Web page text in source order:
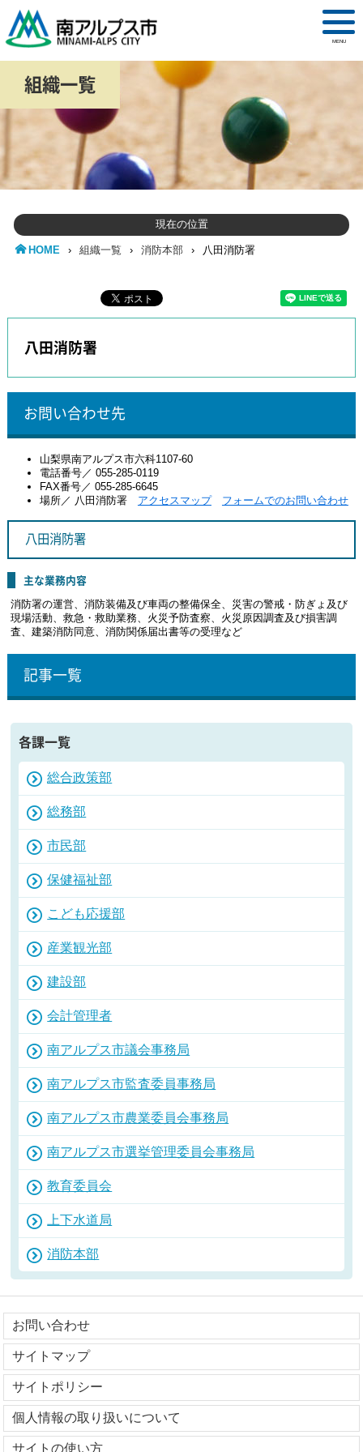
MENU
組織一覧
現在の位置
HOME › 組織一覧 › 消防本部 › 八田消防署
八田消防署
お問い合わせ先
山梨県南アルプス市六科1107-60
電話番号／ 055-285-0119
FAX番号／ 055-285-6645
場所／ 八田消防署 アクセスマップ フォームでのお問い合わせ
八田消防署
主な業務内容
消防署の運営、消防装備及び車両の整備保全、災害の警戒・防ぎょ及び
現場活動、救急・救助業務、火災予防査察、火災原因調査及び損害調
査、建築消防同意、消防関係届出書等の受理など
記事一覧
各課一覧
総合政策部
総務部
市民部
保健福祉部
こども応援部
産業観光部
建設部
会計管理者
南アルプス市議会事務局
南アルプス市監査委員事務局
南アルプス市農業委員会事務局
南アルプス市選挙管理委員会事務局
教育委員会
上下水道局
消防本部
お問い合わせ
サイトマップ
サイトポリシー
個人情報の取り扱いについて
サイトの使い方